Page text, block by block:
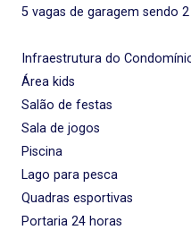
5 vagas de garagem sendo
Infraestrutura do
Área kids
Salão de festas
Sala de jogos
Piscina
Lago para pesca
Quadras esportivas
Portaria 24 horas